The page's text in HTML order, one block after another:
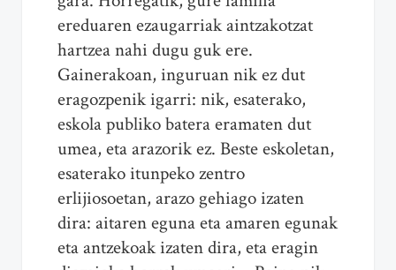
ereduaren ezaugarriak aintzakotzat
hartzea nahi dugu guk ere.
Gainerakoan, inguruan nik ez dut
eragozpenik igarri: nik, esaterako,
eskola publiko batera eramaten dut
umea, eta arazorik ez. Beste eskoletan,
esaterako itunpeko zentro
erlijiosoetan, arazo gehiago izaten
dira: aitaren eguna eta amaren egunak
eta antzekoak izaten dira, eta eragin